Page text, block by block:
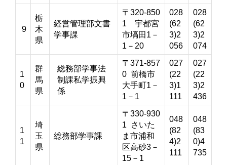
9
栃
木
県
経営管理部文書
学事課
〒320-850
1 宇都宮
市塙田1－
1－20
028
(62
3)2
056
028
(62
3)2
074
1
0
群
馬
県
総務部学事法
制課私学振興
係
〒371-857
0 前橋市
大手町1－
1－1
027
(22
3)1
111
027
(22
3)2
436
1
1
埼
玉
県
総務部学事課
〒330-930
1 さいた
ま市浦和
区高砂3－
15－1
048
(82
4)2
111
048
(83
0)4
735